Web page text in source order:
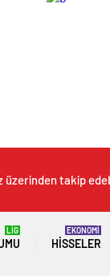
üzerinden takip
LİG
HISSELER
EKONOMİ